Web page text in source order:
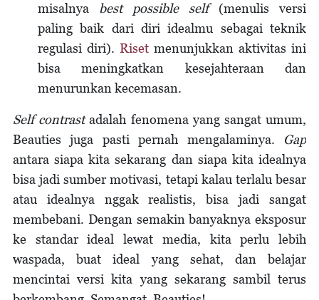
misalnya best possible self(menulis versi
paling baik dari diri idealmu sebagai teknik
regulasi diri). Riset menunjukkan aktivitas ini
bisa meningkatkan kesejahteraan dan
menurunkan kecemasan.
Self contrastadalah fenomena yang sangat umum,
Beauties juga pasti pernah mengalaminya. Gap
antara siapa kita sekarang dan siapa kita idealnya
bisa jadi sumber motivasi, tetapi kalau terlalu besar
atau idealnya nggak realistis, bisa jadi sangat
membebani. Dengan semakin banyaknya eksposur
ke standar ideal lewat media, kita perlu lebih
waspada, buat ideal yang sehat, dan belajar
mencintai versi kita yang sekarang sambil terus